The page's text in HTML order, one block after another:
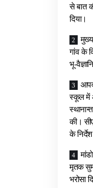
से बात
दिया।
गांव के
भू-
स्कूल में
की।
के
मृतक
भरोसा